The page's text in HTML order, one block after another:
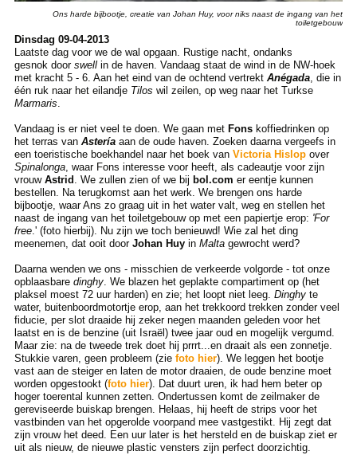
Ons harde bijbootje, creatie van Johan Huy, voor niks naast de ingang van het
toiletgebouw
Dinsdag 09-04-2013
Laatste dag voor we de wal opgaan. Rustige nacht, ondanks
gesnok door swellin de haven. Vandaag staat de wind in de NW-hoek
met kracht 5 - 6. Aan het eind van de ochtend vertrektAnégada, die in
één ruk naar het eilandje Tilos wil zeilen, op weg naar het Turkse
Marmaris.
Vandaag is er niet veel te doen. We gaan metFonskoffiedrinken op
het terras van Astería aan de oude haven. Zoeken daarna vergeefs in
een toeristische boekhandel naar het boek van Victoria Hislopover
Spinalonga, waar Fons interesse voor heeft, als cadeautje voor zijn
vrouw Astrid . We zullen zien of we bij bol.com er eentje kunnen
bestellen. Na terugkomst aan het werk. We brengen ons harde
bijbootje, waar Ans zo graag uit in het water valt, weg en stellen het
naast de ingang van het toiletgebouw op met een papiertje erop: 'For
free.' (foto hierbij). Nu zijn we toch benieuwd! Wie zal het ding
meenemen, dat ooit door Johan HuyinMaltagewrocht werd?
Daarna wenden we ons - misschien de verkeerde volgorde - tot onze
opblaasbare dinghy. We blazen het geplakte compartiment op (het
plaksel moest 72 uur harden) en zie; het loopt niet leeg. Dinghyte
water, buitenboordmotortje erop, aan het trekkoord trekken zonder veel
fiducie, per slot draaide hij zeker negen maanden geleden voor het
laatst en is de benzine (uit Israël) twee jaar oud en mogelijk vergumd.
Maar zie: na de tweede trek doet hij prrrt...en draait als een zonnetje.
Stukkie varen, geen probleem (zie foto hier). We leggen het bootje
vast aan de steiger en laten de motor draaien, de oude benzine moet
worden opgestookt (foto hier). Dat duurt uren, ik had hem beter op
hoger toerental kunnen zetten. Ondertussen komt de zeilmaker de
gereviseerde buiskap brengen. Helaas, hij heeft de strips voor het
vastbinden van het opgerolde voorpand mee vastgestikt. Hij zegt dat
zijn vrouw het deed. Een uur later is het hersteld en de buiskap ziet er
uit als nieuw, de nieuwe plastic vensters zijn perfect doorzichtig.